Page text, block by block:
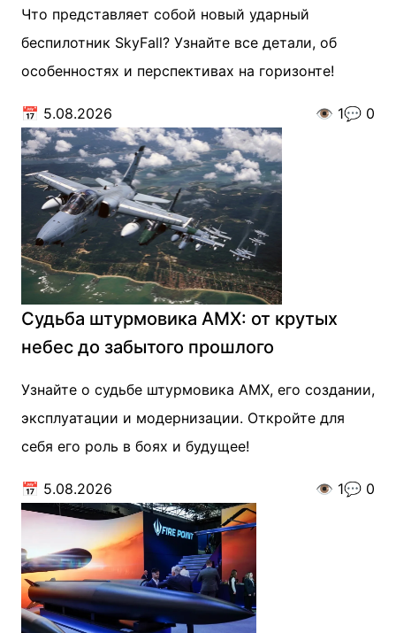
Что представляет собой новый ударный
беспилотник SkyFall? Узнайте все детали, об
особенностях и перспективах на горизонте!
📅 5.08.2026 👁️ 1💬 0
Судьба штурмовика АМХ: от крутых
небес до забытого прошлого
Узнайте о судьбе штурмовика АМХ, его создании,
эксплуатации и модернизации. Откройте для
себя его роль в боях и будущее!
📅 5.08.2026 👁️ 1💬 0